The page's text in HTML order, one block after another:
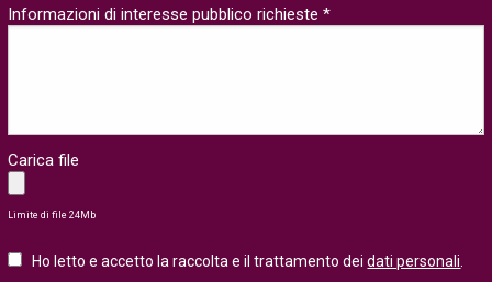
Informazioni di interesse pubblico richieste *
Carica file
Limite di file 24Mb
Ho letto e accetto la raccolta e il trattamento deidati personali.